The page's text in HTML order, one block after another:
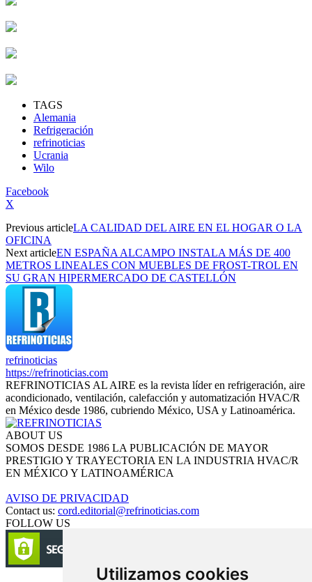
Utilizamos cookies
TAGS
Alemania
Refrigeración
refrinoticias
Ucrania
Wilo
Facebook
X
Previous articleLA CALIDAD DEL AIRE EN EL HOGAR O LA
OFICINA
Next articleEN ESPAÑA ALCAMPO INSTALA MÁS DE 400
METROS LINEALES CON MUEBLES DE FROST-TROL EN
SU GRAN HIPERMERCADO DE CASTELLÓN
refrinoticias
https://refrinoticias.com
REFRINOTICIAS AL AIRE es la revista líder en refrigeración, aire
acondicionado, ventilación, calefacción y automatización HVAC/R
en México desde 1986, cubriendo México, USA y Latinoamérica.
ABOUT US
SOMOS DESDE 1986 LA PUBLICACIÓN DE MAYOR
PRESTIGIO Y TRAYECTORIA EN LA INDUSTRIA HVAC/R
EN MÉXICO Y LATINOAMÉRICA
AVISO DE PRIVACIDAD
Contact us: cord.editorial@refrinoticias.com
FOLLOW US